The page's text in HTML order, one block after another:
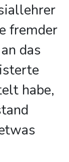
fremder
das
habe,